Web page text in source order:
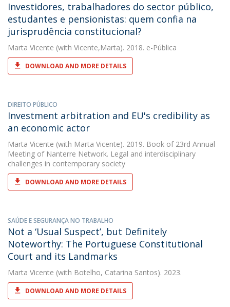
Investidores, trabalhadores do sector público,
estudantes e pensionistas: quem confia na
jurisprudência constitucional?
Marta Vicente (with Vicente,Marta). 2018. e-Pública
DOWNLOAD AND MORE DETAILS
DIREITO PÚBLICO
Investment arbitration and EU's credibility as
an economic actor
Marta Vicente (with Marta Vicente). 2019. Book of 23rd Annual
Meeting of Nanterre Network. Legal and interdisciplinary
challenges in contemporary society
DOWNLOAD AND MORE DETAILS
SAÚDE E SEGURANÇA NO TRABALHO
Not a ‘Usual Suspect’, but Definitely
Noteworthy: The Portuguese Constitutional
Court and its Landmarks
Marta Vicente (with Botelho, Catarina Santos). 2023.
DOWNLOAD AND MORE DETAILS